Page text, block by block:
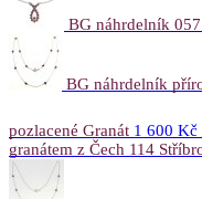
BG náhrdelník
BG náhrdelník
pozlacené Granát 1 600 Kč
granátem z Čech 114